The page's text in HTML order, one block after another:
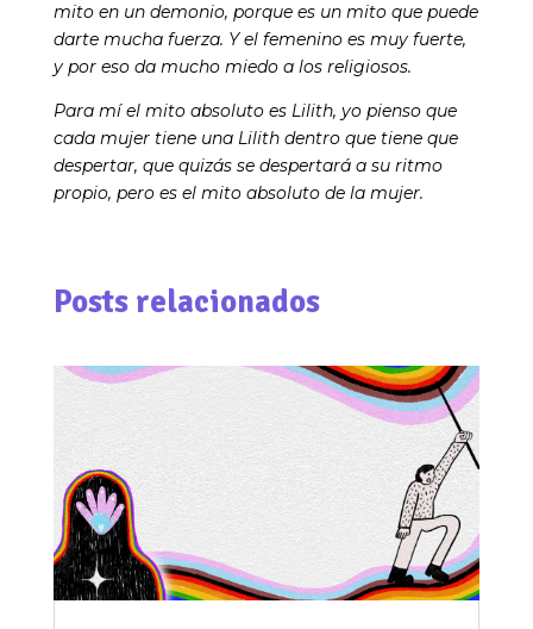
mito en un demonio, porque es un mito que puede
darte mucha fuerza. Y el femenino es muy fuerte,
y por eso da mucho miedo a los religiosos.
Para mí el mito absoluto es Lilith, yo pienso que
cada mujer tiene una Lilith dentro que tiene que
despertar, que quizás se despertará a su ritmo
propio, pero es el mito absoluto de la mujer.
Posts relacionados